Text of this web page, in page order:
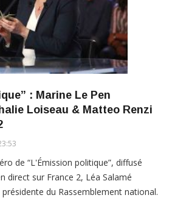
: Marine Le Pen
Loiseau & Matteo Renzi
de “L'Émission politique”, diffusé
direct sur France 2, Léa Salamé
du Rassemblement national.